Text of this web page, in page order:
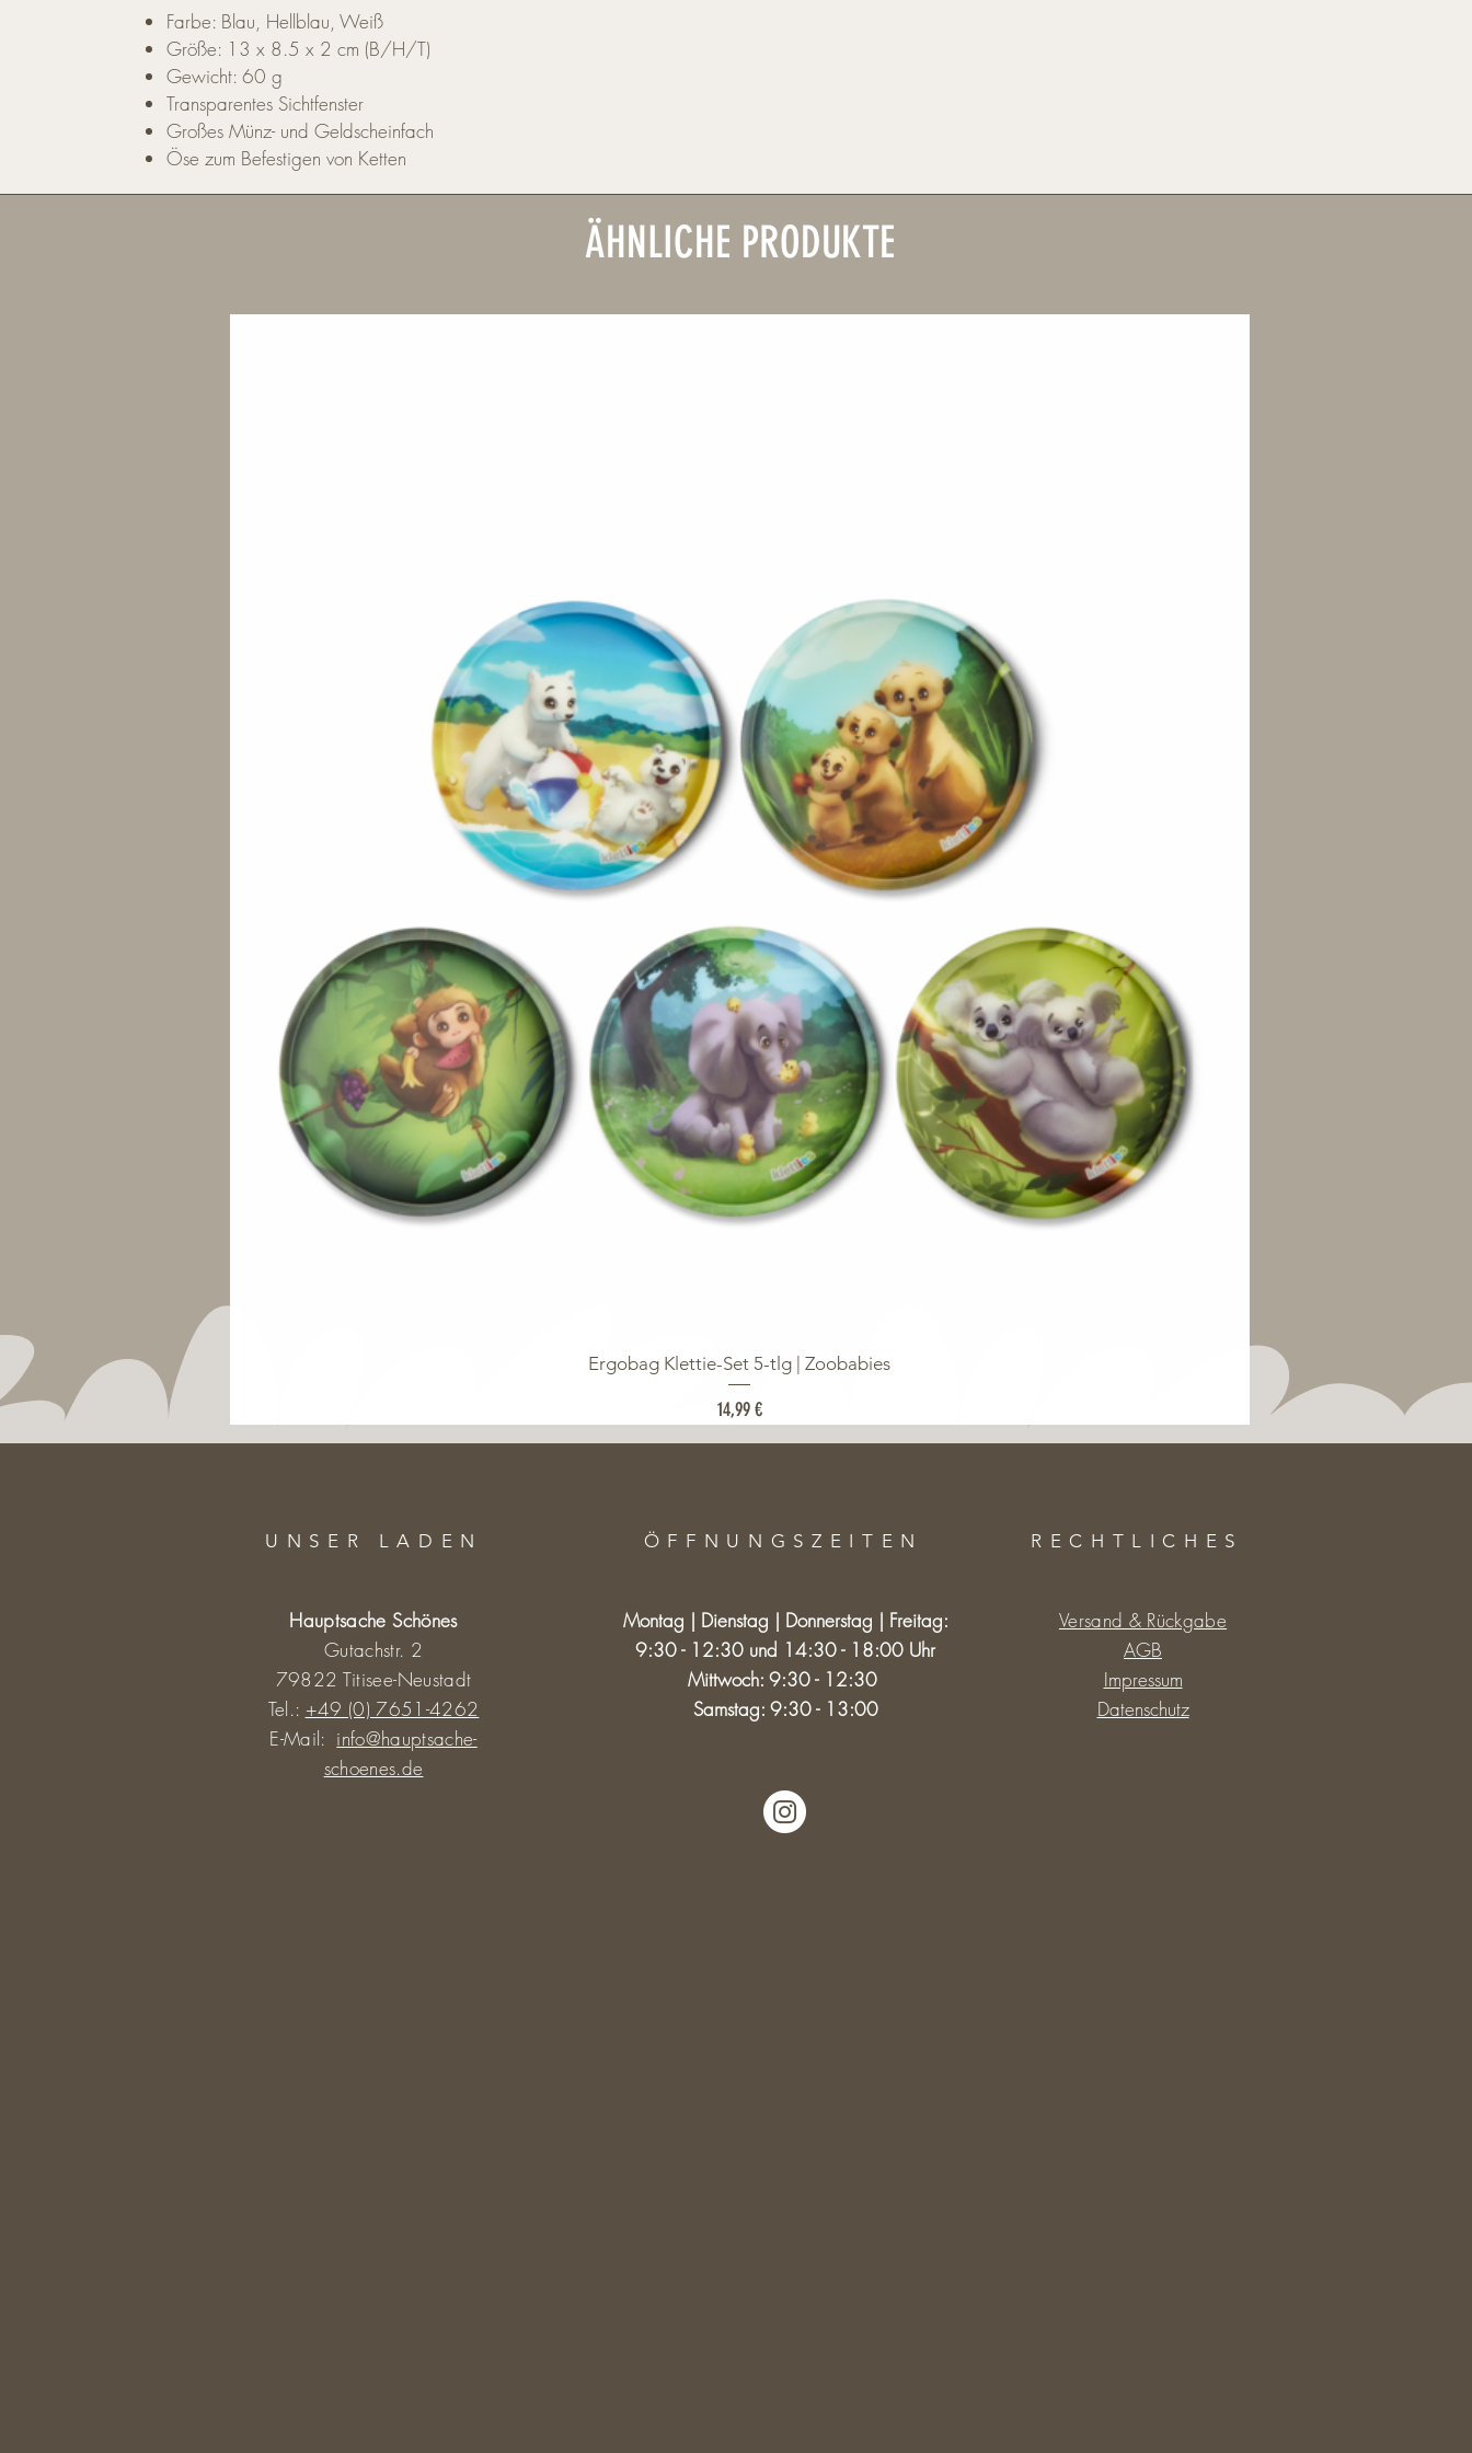
Farbe: Blau, Hellblau, Weiß
Größe: 13 x 8.5 x 2 cm (B/H/T)
Gewicht: 60 g
Transparentes Sichtfenster
Großes Münz- und Geldscheinfach
Öse zum Befestigen von Ketten
ÄHNLICHE PRODUKTE
Ergobag Klettie-Set 5-tlg | Zoobabies
Preis
14,99 €
UNSER LADEN ÖFFNUNGSZEITE N RECHTLICHES
Hauptsache Schönes
Gutachstr. 2
79822 Titisee-Neustadt
Tel.: +49 (0) 7651-4262
E-Mail: info@hauptsache-
schoenes.de
Montag | Dienstag | Donnerstag | Freitag:
9:30 - 12:30 und 14:30 - 18:00 Uhr
Mittwoch: 9:30 - 12:30
Samstag: 9:30 - 13:00
Versand & Rückgabe
AGB
Impressum
Datenschutz